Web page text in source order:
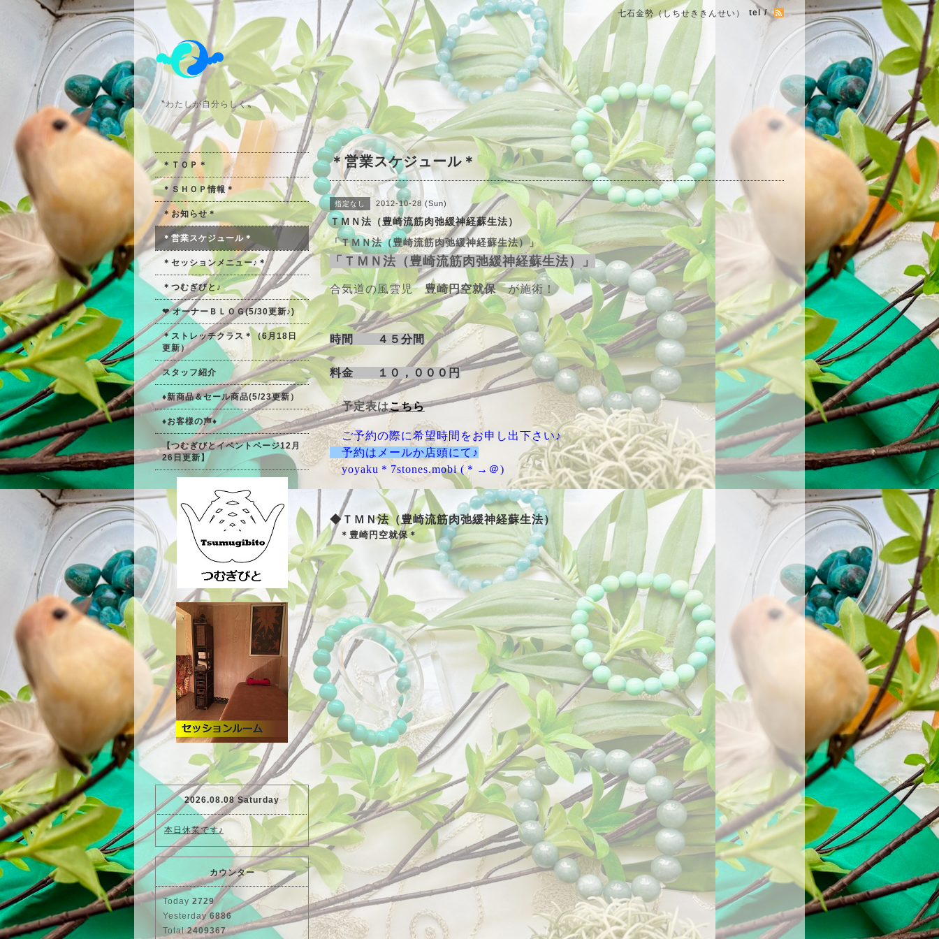
七石金勢（しちせききんせい） tel /
〝わたしが自分らしく〟
＊営業スケジュール＊
指定なし 2012-10-28 (Sun)
ＴＭＮ法（豊崎流筋肉弛緩神経蘇生法）
「ＴＭＮ法（豊崎流筋肉弛緩神経蘇生法）」
「ＴＭＮ法（豊崎流筋肉弛緩神経蘇生法）」
合気道の風雲児豊崎円空就保が施術！
時間 ４５分間
料金 １０，０００円
予定表はこちら
ご予約の際に希望時間をお申し出下さい♪
予約はメールか店頭にて♪
yoyaku＊7stones.mobi (＊→＠)
◆ＴＭＮ法（豊崎流筋肉弛緩神経蘇生法）
＊豊崎円空就保＊
＊ＴＯＰ＊
＊ＳＨＯＰ情報＊
＊お知らせ＊
＊営業スケジュール＊
＊セッションメニュー♪＊
＊つむぎびと♪
❤ オーナーＢＬＯＧ(5/30更新♪)
＊ストレッチクラス＊（6月18日
更新）
スタッフ紹介
♦新商品＆セール商品(5/23更新）
♦お客様の声♦
【つむぎびとイベントページ12月
26日更新】
2026.08.08 Saturday
本日休業です♪
カウンター
Today 2729
Yesterday6886
Total2409367